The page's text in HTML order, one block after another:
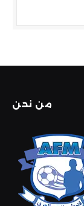
من نحن